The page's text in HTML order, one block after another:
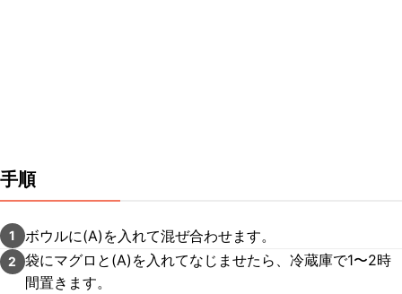
手順
1 ボウルに(A)を入れて混ぜ合わせます。
2
袋にマグロと(A)を入れてなじませたら、冷蔵庫で1〜2時
間置きます。